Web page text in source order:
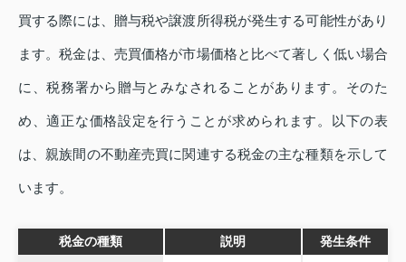
買する際には、贈与税や譲渡所得税が発生する可能性があり
ます。税金は、売買価格が市場価格と比べて著しく低い場合
に、税務署から贈与とみなされることがあります。そのた
め、適正な価格設定を行うことが求められます。以下の表
は、親族間の不動産売買に関連する税金の主な種類を示して
います。
税金の種類 説明 発生条件